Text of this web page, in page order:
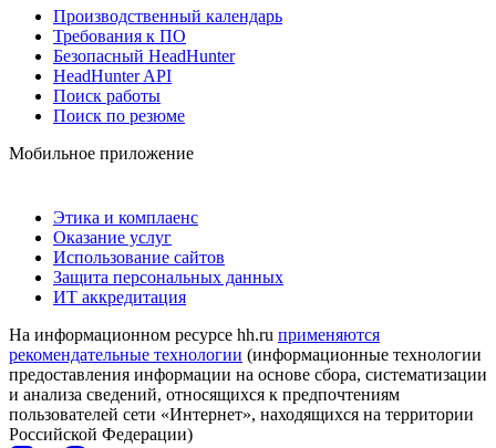
Производственный календарь
Требования к ПО
Безопасный HeadHunter
HeadHunter API
Поиск работы
Поиск по резюме
Мобильное приложение
Этика и комплаенс
Оказание услуг
Использование сайтов
Защита персональных данных
ИТ аккредитация
На информационном ресурсе hh.ru применяются
рекомендательные технологии (информационные технологии
предоставления информации на основе сбора, систематизации
и анализа сведений, относящихся к предпочтениям
пользователей сети «Интернет», находящихся на территории
Российской Федерации)